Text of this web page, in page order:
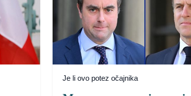
Je li ovo potez očajnika